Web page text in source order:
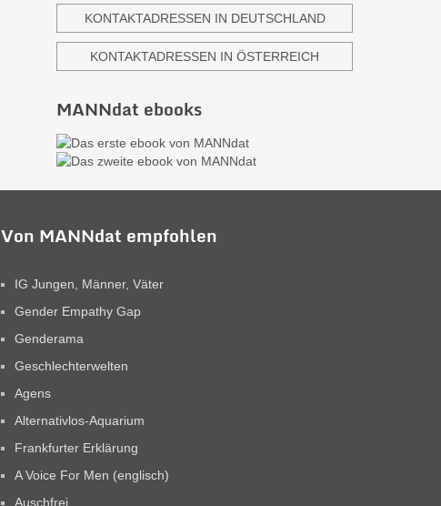
KONTAKTADRESSEN IN DEUTSCHLAND
KONTAKTADRESSEN IN ÖSTERREICH
MANNdat ebooks
Von MANNdat empfohlen
IG Jungen, Männer, Väter
Gender Empathy Gap
Genderama
Geschlechterwelten
Agens
Alternativlos-Aquarium
Frankfurter Erklärung
A Voice For Men (englisch)
Auschfrei